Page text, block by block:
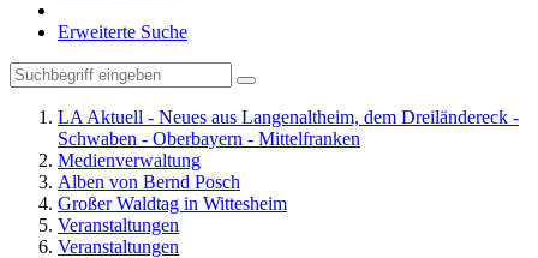
Erweiterte Suche
LA Aktuell - Neues aus Langenaltheim, dem Dreiländereck -
Schwaben - Oberbayern - Mittelfranken
Medienverwaltung
Alben von Bernd Posch
Großer Waldtag in Wittesheim
Veranstaltungen
Veranstaltungen